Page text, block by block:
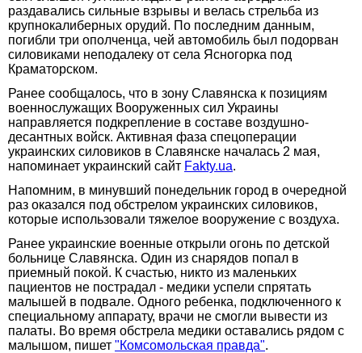
раздавались сильные взрывы и велась стрельба из
крупнокалиберных орудий. По последним данным,
погибли три ополченца, чей автомобиль был подорван
силовиками неподалеку от села Ясногорка под
Краматорском.
Ранее сообщалось, что в зону Славянска к позициям
военнослужащих Вооруженных сил Украины
направляется подкрепление в составе воздушно-
десантных войск. Активная фаза спецоперации
украинских силовиков в Славянске началась 2 мая,
напоминает украинский сайт Fakty.ua.
Напомним, в минувший понедельник город в очередной
раз оказался под обстрелом украинских силовиков,
которые использовали тяжелое вооружение с воздуха.
Ранее украинские военные открыли огонь по детской
больнице Славянска. Один из снарядов попал в
приемный покой. К счастью, никто из маленьких
пациентов не пострадал - медики успели спрятать
малышей в подвале. Одного ребенка, подключенного к
специальному аппарату, врачи не смогли вывести из
палаты. Во время обстрела медики оставались рядом с
малышом, пишет "Комсомольская правда".